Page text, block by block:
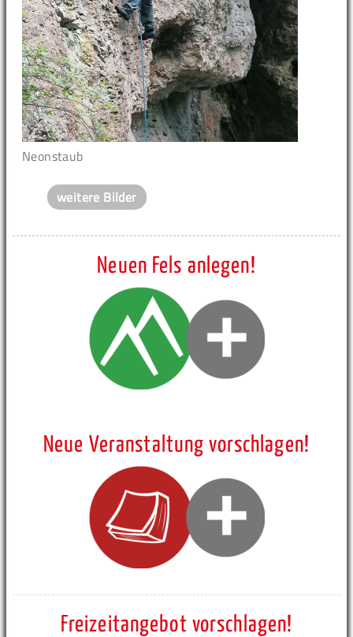
Neonstaub
weitere Bilder
Neuen Fels anlegen!
Neue Veranstaltung vorschlagen!
Freizeitangebot vorschlagen!